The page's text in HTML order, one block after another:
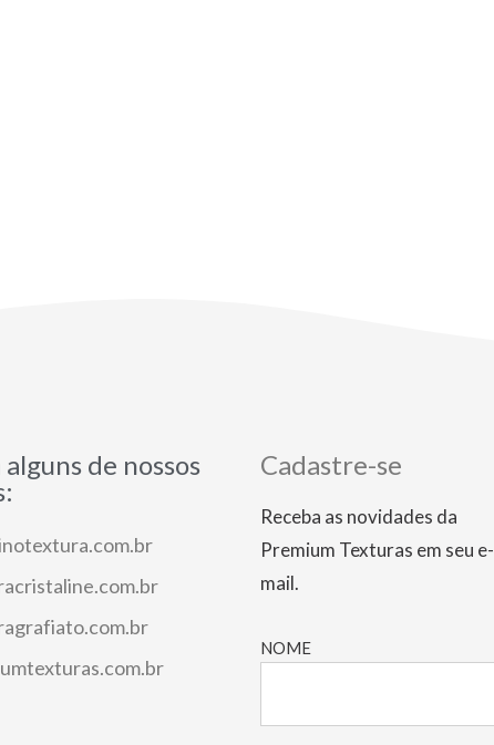
alguns de nossos
Cadastre-se
Receba as novidades da
Premium Texturas em seu e-
mail.
NOME